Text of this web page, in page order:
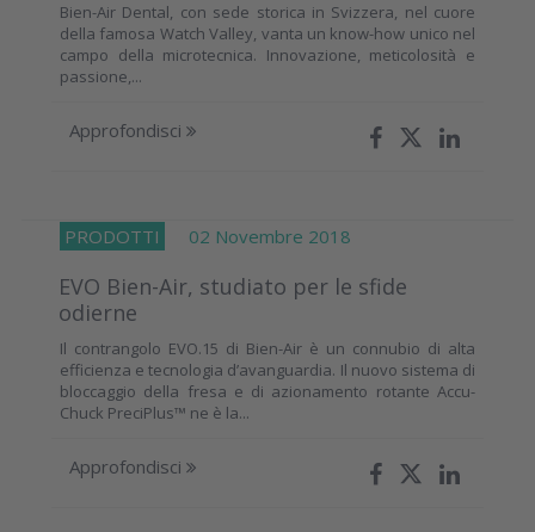
Bien-Air Dental, con sede storica in Svizzera, nel cuore
della famosa Watch Valley, vanta un know-how unico nel
campo della microtecnica. Innovazione, meticolosità e
passione,...
Approfondisci
PRODOTTI 02 Novembre 2018
EVO Bien-Air, studiato per le sfide
odierne
Il contrangolo EVO.15 di Bien-Air è un connubio di alta
efficienza e tecnologia d’avanguardia. Il nuovo sistema di
bloccaggio della fresa e di azionamento rotante Accu-
Chuck PreciPlus™ ne è la...
Approfondisci